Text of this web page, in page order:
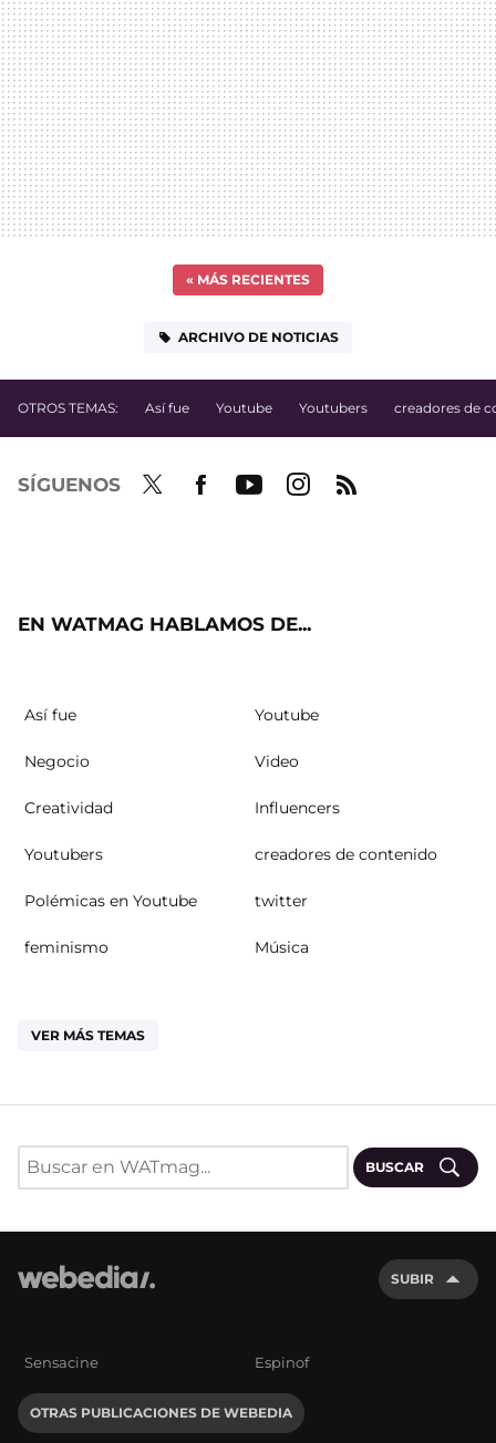
« MÁS RECIENTES
ARCHIVO DE NOTICIAS
OTROS TEMAS: Así fue Youtube Youtubers creadores de
SÍGUENOS
EN WATMAG HABLAMOS DE...
Así fue Youtube
Negocio Video
Creatividad Influencers
Youtubers creadores de contenido
Polémicas en Youtube twitter
feminismo Música
VER MÁS TEMAS
BUSCAR
SUBIR
Sensacine Espinof
OTRAS PUBLICACIONES DE WEBEDIA